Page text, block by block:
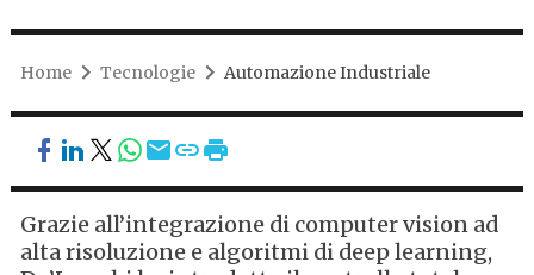
Home Tecnologie Automazione Industriale
Grazie all’integrazione di computer vision ad
alta risoluzione e algoritmi di deep learning,